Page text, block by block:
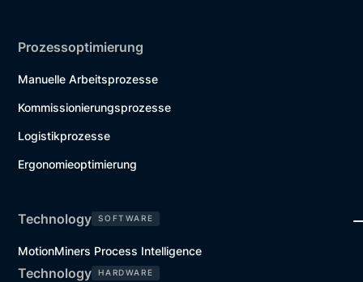
Prozessoptimierung
Manuelle Arbeitsprozesse
Kommissionierungsprozesse
Logistikprozesse
Ergonomieoptimierung
Technology SOFTWARE
MotionMiners Process Intelligence
Technology HARDWARE